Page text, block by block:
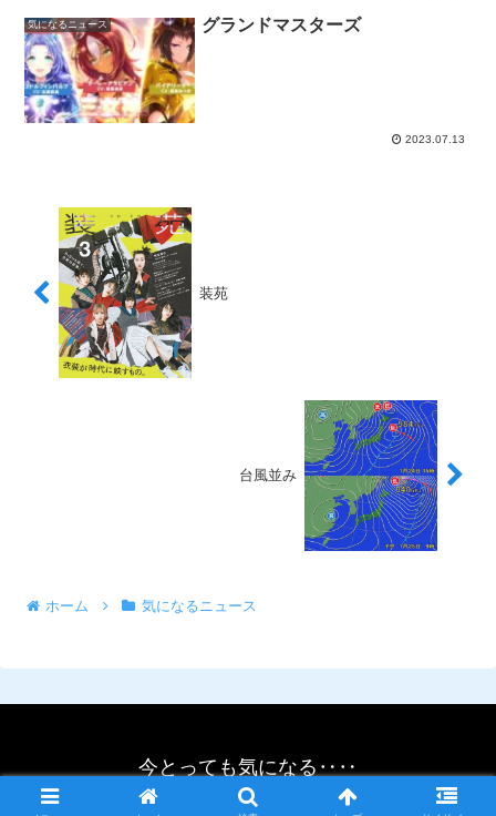
気になるニュース グランドマスターズ
2023.07.13
装苑
台風並み
ホーム 気になるニュース
今とっても気になる‥‥
© 2021 今とっても気になる‥‥.